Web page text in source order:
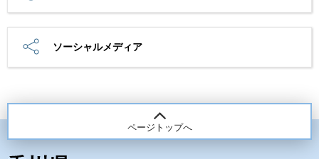
ソーシャルメディア
ページトップへ